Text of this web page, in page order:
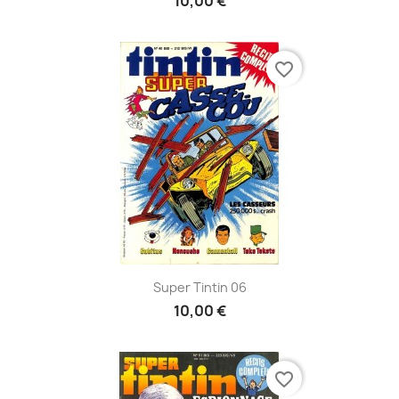
Super Tintin 06
10,00 €
favorite_border
favorite_border